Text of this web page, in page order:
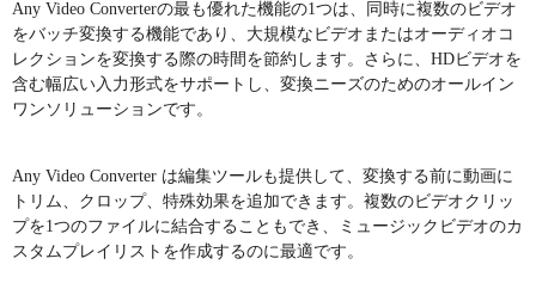
Any Video Converterの最も優れた機能の1つは、同時に複数のビデオ
をバッチ変換する機能であり、大規模なビデオまたはオーディオコ
レクションを変換する際の時間を節約します。さらに、HDビデオを
含む幅広い入力形式をサポートし、変換ニーズのためのオールイン
ワンソリューションです。
Any Video Converter は編集ツールも提供して、変換する前に動画に
トリム、クロップ、特殊効果を追加できます。複数のビデオクリッ
プを1つのファイルに結合することもでき、ミュージックビデオのカ
スタムプレイリストを作成するのに最適です。